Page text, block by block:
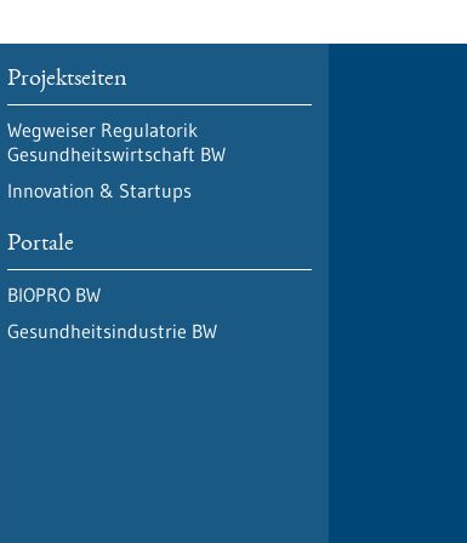
Projektseiten
Wegweiser Regulatorik
Gesundheitswirtschaft BW
Innovation & Startups
Portale
BIOPRO BW
Gesundheitsindustrie BW